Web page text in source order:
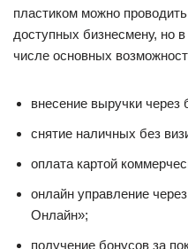
пластиком можно
доступных бизнесмену, но
числе основных
внесение выручки через
снятие наличных без
оплата картой
онлайн управление
Онлайн»;
получение бонусов за